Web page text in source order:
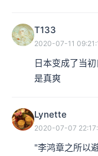
T133
2020-07-11
日本变成了当
是真爽
Lynette
2020-07-07
"李鸿章之所以